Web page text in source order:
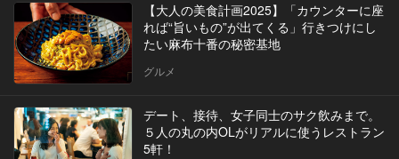
【大人の美食計画2025】「カウンターに座
れば“旨いもの”が出てくる」行きつけにし
たい麻布十番の秘密基地
グルメ
デート、接待、女子同士のサク飲みまで。
５人の丸の内OLがリアルに使うレストラン
5軒！